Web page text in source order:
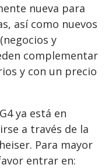
nueva para
así como nuevos
y
complementar
y con un precio
ya está en
a través de la
Para mayor
entrar en: